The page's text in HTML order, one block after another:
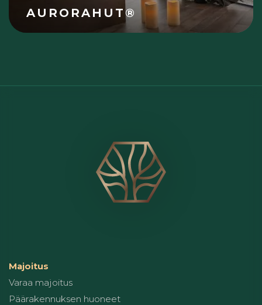
AURORAHUT®
Majoitus
Varaa majoitus
Päärakennuksen huoneet